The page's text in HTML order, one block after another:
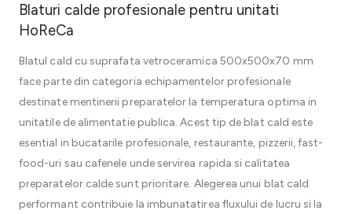
Blaturi calde profesionale pentru unitati
HoReCa
Blatul cald cu suprafata vetroceramica 500x500x70 mm
face parte din categoria echipamentelor profesionale
destinate mentinerii preparatelor la temperatura optima in
unitatile de alimentatie publica. Acest tip de blat cald este
esential in bucatarile profesionale, restaurante, pizzerii, fast-
food-uri sau cafenele unde servirea rapida si calitatea
preparatelor calde sunt prioritare. Alegerea unui blat cald
performant contribuie la imbunatatirea fluxului de lucru si la